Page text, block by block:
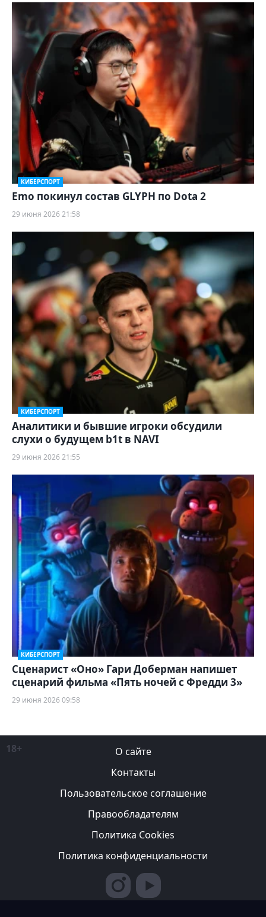
КИБЕРСПОРТ
Emo покинул состав GLYPH по Dota 2
29 июня 2026 21:58
КИБЕРСПОРТ
Аналитики и бывшие игроки обсудили
слухи о будущем b1t в NAVI
29 июня 2026 21:55
КИБЕРСПОРТ
Сценарист «Оно» Гари Доберман напишет
сценарий фильма «Пять ночей с Фредди 3»
29 июня 2026 09:58
18+
О сайте
Контакты
Пользовательское соглашение
Правообладателям
Политика Cookies
Политика конфиденциальности